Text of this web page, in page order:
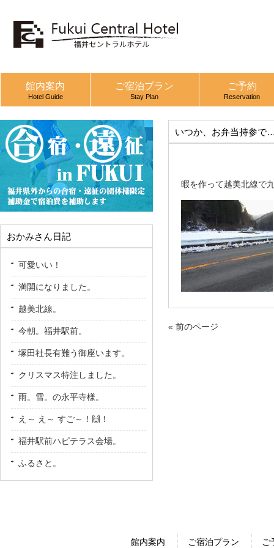
館内案内
Hotel Guide
ご宿泊プラン
Stay Plan
ご予約
Reservation
いつか、お弁当持参で
暇を作って越美北線で
« 前のページ
おかみさん日記
可愛いい！
満開になりました。
越美北線。
今朝。福井駅前。
塚田社長有難う御座います。
クリスマス特注しました。
雨。雪。の永平寺様。
え～ え～ すご～！🙌！
福井駅前ハピテラス会場。
ふるさと。
館内案内 ご宿泊プラン ご